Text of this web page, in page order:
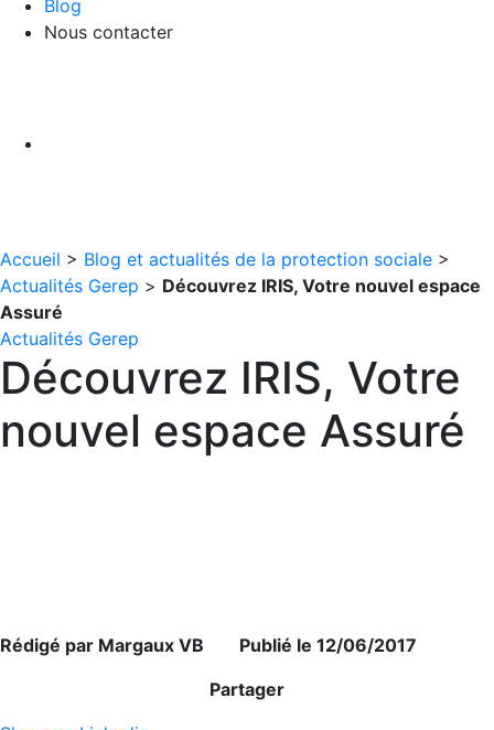
Blog
Nous contacter
Accueil > Blog et actualités de la protection sociale >
Actualités Gerep > Découvrez IRIS, Votre nouvel espace
Assuré
Actualités Gerep
Découvrez IRIS, Votre
nouvel espace Assuré
Rédigé par Margaux VB Publié le 12/06/2017
Partager